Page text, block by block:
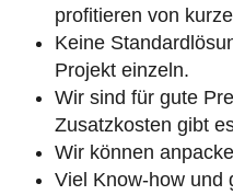
profitieren von
Keine
Projekt einzeln.
Wir sind für gute
Zusatzkosten gibt
Wir können
Viel Know-how und